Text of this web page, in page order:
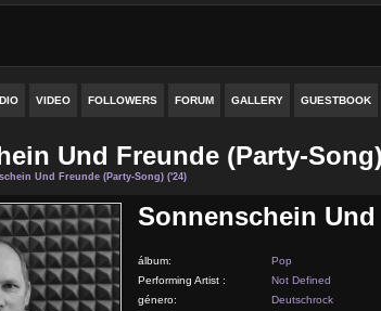
VIDEO FOLLOWERS FORUM GALLERY GUESTBOOK
Und Freunde (Party-
Und Freunde (Party-Song) ('24)
Sonnenschein
álbum:
Pop
Performing Artist :
Not Defined
género:
Deutschrock